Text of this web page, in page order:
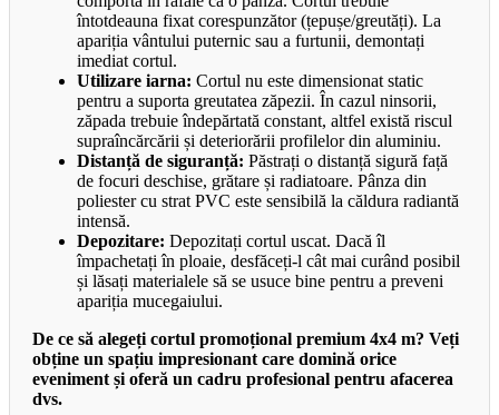
întotdeauna fixat corespunzător (țepușe/greutăți). La
apariția vântului puternic sau a furtunii, demontați
imediat cortul.
Utilizare iarna: Cortul nu este dimensionat static
pentru a suporta greutatea zăpezii. În cazul ninsorii,
zăpada trebuie îndepărtată constant, altfel există riscul
supraîncărcării și deteriorării profilelor din aluminiu.
Distanță de siguranță: Păstrați o distanță sigură față
de focuri deschise, grătare și radiatoare. Pânza din
poliester cu strat PVC este sensibilă la căldura radiantă
intensă.
Depozitare: Depozitați cortul uscat. Dacă îl
împachetați în ploaie, desfăceți-l cât mai curând posibil
și lăsați materialele să se usuce bine pentru a preveni
apariția mucegaiului.
De ce să alegeți cortul promoțional premium 4x4 m? Veți
obține un spațiu impresionant care domină orice
eveniment și oferă un cadru profesional pentru afacerea
dvs.